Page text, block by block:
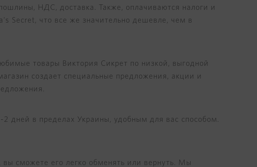
НДС, доставка. Также, оплачиваются налоги и
Secret, что все же значительно дешевле, чем в
товары Виктория Сикрет по низкой, выгодной
создает специальные предложения, акции и
дней в пределах Украины, удобным для вас способом.
сможете его легко обменять или вернуть. Мы